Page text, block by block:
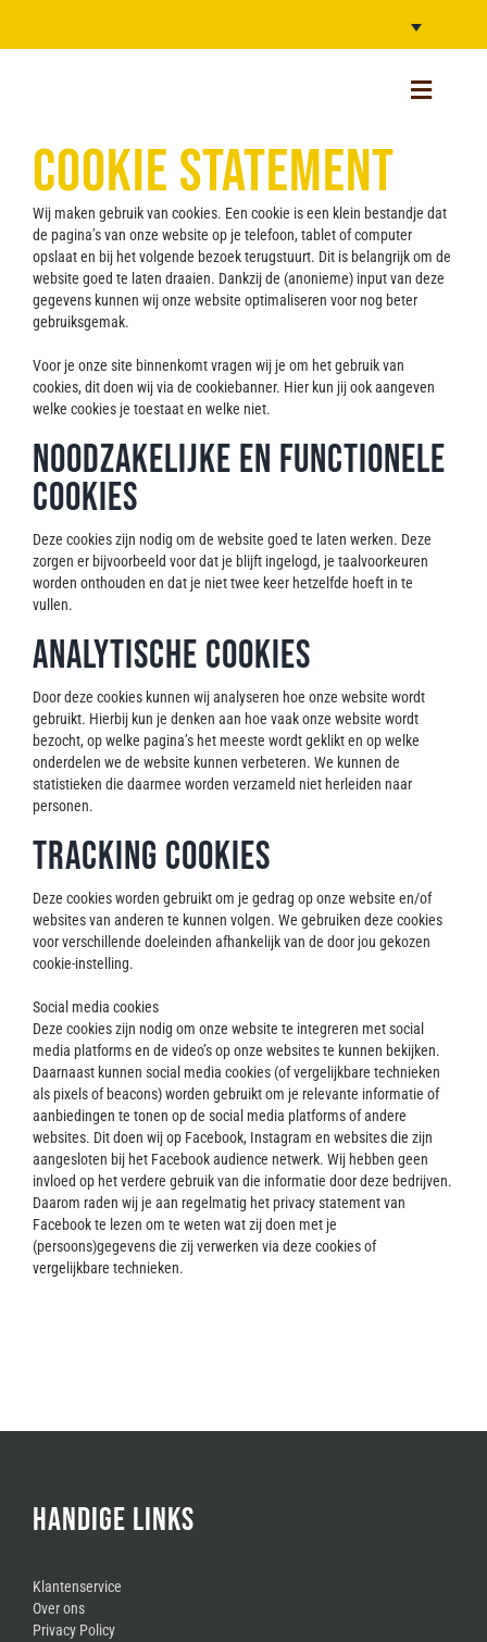
inhoud
Toggle
Home NL
Webshop (unavailable)
Alle bieren
Verhalen
Van Moll Fest
Over Ons
Contact
COOKIE STATEMENT
Wij maken gebruik van cookies. Een cookie is een klein bestandje dat
de pagina’s van onze website op je telefoon, tablet of computer
opslaat en bij het volgende bezoek terugstuurt. Dit is belangrijk om de
website goed te laten draaien. Dankzij de (anonieme) input van deze
gegevens kunnen wij onze website optimaliseren voor nog beter
gebruiksgemak.
Voor je onze site binnenkomt vragen wij je om het gebruik van
cookies, dit doen wij via de cookiebanner. Hier kun jij ook aangeven
welke cookies je toestaat en welke niet.
Noodzakelijke en functionele
cookies
Deze cookies zijn nodig om de website goed te laten werken. Deze
zorgen er bijvoorbeeld voor dat je blijft ingelogd, je taalvoorkeuren
worden onthouden en dat je niet twee keer hetzelfde hoeft in te
vullen.
Analytische cookies
Door deze cookies kunnen wij analyseren hoe onze website wordt
gebruikt. Hierbij kun je denken aan hoe vaak onze website wordt
bezocht, op welke pagina’s het meeste wordt geklikt en op welke
onderdelen we de website kunnen verbeteren. We kunnen de
statistieken die daarmee worden verzameld niet herleiden naar
personen.
Tracking cookies
Deze cookies worden gebruikt om je gedrag op onze website en/of
websites van anderen te kunnen volgen. We gebruiken deze cookies
voor verschillende doeleinden afhankelijk van de door jou gekozen
cookie-instelling.
Social media cookies
Deze cookies zijn nodig om onze website te integreren met social
media platforms en de video’s op onze websites te kunnen bekijken.
Daarnaast kunnen social media cookies (of vergelijkbare technieken
als pixels of beacons) worden gebruikt om je relevante informatie of
aanbiedingen te tonen op de social media platforms of andere
websites. Dit doen wij op Facebook, Instagram en websites die zijn
aangesloten bij het Facebook audience netwerk. Wij hebben geen
invloed op het verdere gebruik van die informatie door deze bedrijven.
Daarom raden wij je aan regelmatig het privacy statement van
Facebook te lezen om te weten wat zij doen met je
(persoons)gegevens die zij verwerken via deze cookies of
vergelijkbare technieken.
HANDIGE LINKS
Klantenservice
Over ons
Privacy Policy